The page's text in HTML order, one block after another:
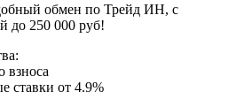
обмен по Трейд ИН, с
до 250 000 руб!
взноса
ставки от 4.9%